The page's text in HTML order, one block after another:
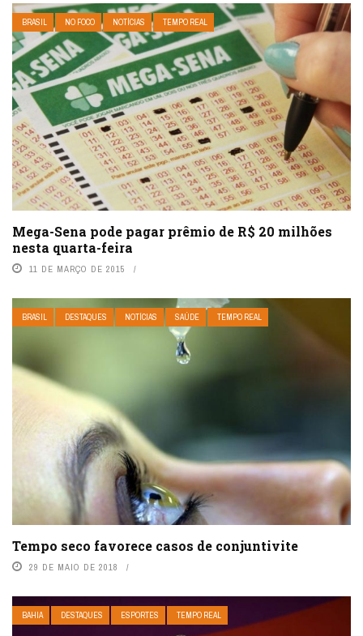
BRASIL NO FOCO NOTÍCIAS TEMPO REAL
Mega-Sena pode pagar prêmio de R$ 20 milhões
nesta quarta-feira
11 DE MARÇO DE 2015
BRASIL DESTAQUES NOTÍCIAS SAÚDE TEMPO REAL
Tempo seco favorece casos de conjuntivite
29 DE MAIO DE 2018
BAHIA DESTAQUES ESPORTES TEMPO REAL